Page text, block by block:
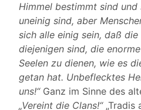
Himmel bestimmt sind und
uneinig sind, aber
sich alle einig sein, daß
diejenigen sind, die
Seelen zu dienen, wie es
getan hat. Unbeflecktes
uns!“Ganz im Sinne des
„Vereint die Clans!“„Tradis